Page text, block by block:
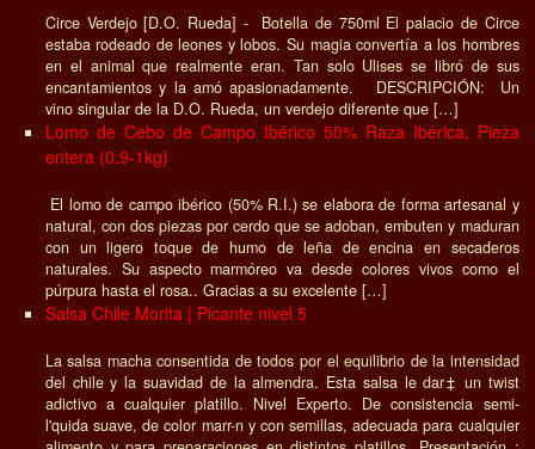
Circe Verdejo [D.O. Rueda] - Botella de 750ml El palacio de Circe
estaba rodeado de leones y lobos. Su magia convertía a los hombres
en el animal que realmente eran. Tan solo Ulises se libró de sus
encantamientos y la amó apasionadamente. DESCRIPCIÓN: Un
vino singular de la D.O. Rueda, un verdejo diferente que […]
Lomo de Cebo de Campo Ibérico 50% Raza Ibérica, Pieza
entera (0.9-1kg)
El lomo de campo ibérico (50% R.I.) se elabora de forma artesanal y
natural, con dos piezas por cerdo que se adoban, embuten y maduran
con un ligero toque de humo de leña de encina en secaderos
naturales. Su aspecto marmóreo va desde colores vivos como el
púrpura hasta el rosa.. Gracias a su excelente […]
Salsa Chile Morita | Picante nivel 5
La salsa macha consentida de todos por el equilibrio de la intensidad
del chile y la suavidad de la almendra. Esta salsa le dar‡ un twist
adictivo a cualquier platillo. Nivel Experto. De consistencia semi-
l'quida suave, de color marr-n y con semillas, adecuada para cualquier